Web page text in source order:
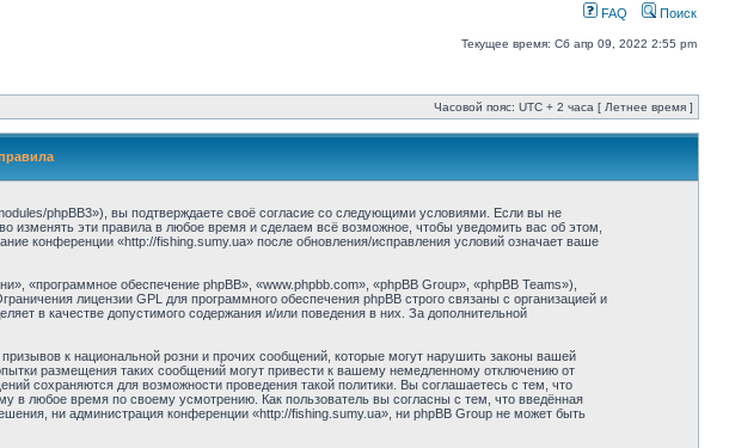
FAQ Поиск
Текущее время: Сб апр 09, 2022 2:55 pm
Часовой пояс: UTC + 2 часа [ Летнее время ]
phpBB3»), вы подтверждаете своё согласие со следующими условиями. Если вы не
эти правила в любое время и сделаем всё возможное, чтобы уведомить вас об этом,
конференции «http://fishing.sumy.ua» после обновления/исправления условий означает ваше
«программное обеспечение phpBB», «www.phpbb.com», «phpBB Group», «phpBB Teams»),
лицензии GPL для программного обеспечения phpBB строго связаны с организацией и
в качестве допустимого содержания и/или поведения в них. За дополнительной
к национальной розни и прочих сообщений, которые могут нарушить законы вашей
размещения таких сообщений могут привести к вашему немедленному отключению от
сохраняются для возможности проведения такой политики. Вы соглашаетесь с тем, что
в любое время по своему усмотрению. Как пользователь вы согласны с тем, что введённая
ни администрация конференции «http://fishing.sumy.ua», ни phpBB Group не может быть